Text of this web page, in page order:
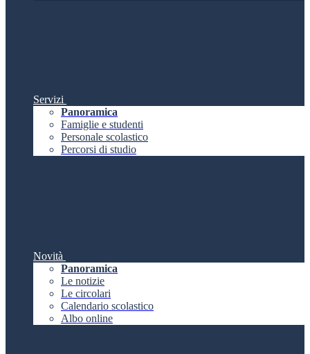
Servizi
Panoramica
Famiglie e studenti
Personale scolastico
Percorsi di studio
Novità
Panoramica
Le notizie
Le circolari
Calendario scolastico
Albo online